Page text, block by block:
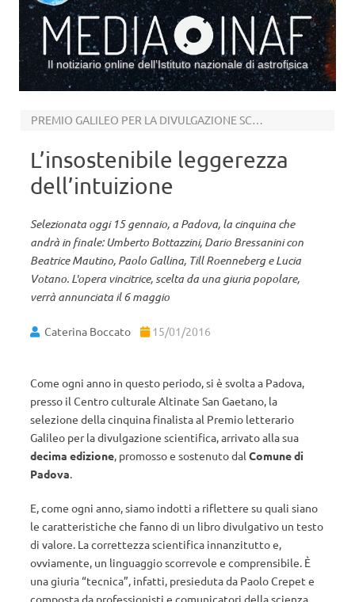
Il notiziario online dell’Istituto nazionale di astrofisica
PREMIO GALILEO PER LA DIVULGAZIONE SCIENTIFICA
L’insostenibile leggerezza
dell’intuizione
Selezionata oggi 15 gennaio, a Padova, la cinquina che
andrà in finale: Umberto Bottazzini, Dario Bressanini con
Beatrice Mautino, Paolo Gallina, Till Roenneberg e Lucia
Votano. L'opera vincitrice, scelta da una giuria popolare,
verrà annunciata il 6 maggio
Caterina Boccato 15/01/2016
Come ogni anno in questo periodo, si è svolta a Padova,
presso il Centro culturale Altinate San Gaetano, la
selezione della cinquina finalista al Premio letterario
Galileo per la divulgazione scientifica, arrivato alla sua
decima edizione, promosso e sostenuto dal Comune di
Padova.
E, come ogni anno, siamo indotti a riflettere su quali siano
le caratteristiche che fanno di un libro divulgativo un testo
di valore. La correttezza scientifica innanzitutto e,
ovviamente, un linguaggio scorrevole e comprensibile. È
una giuria “tecnica”, infatti, presieduta da Paolo Crepet e
composta da professionisti e comunicatori della scienza,